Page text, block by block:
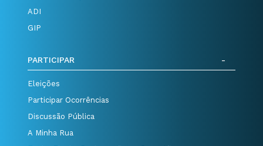
ADI
GIP
PARTICIPAR
Eleições
Participar Ocorrências
Discussão Pública
A Minha Rua